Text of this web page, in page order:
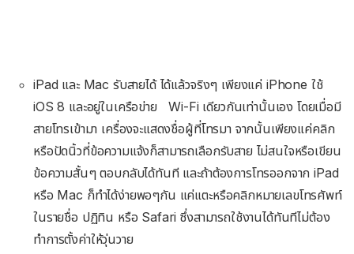
iPad และ Mac รับสายได้ ได้แล้วจริงๆ เพียงแค่ iPhone ใช้
iOS 8 และอยู่ในเครือข่าย Wi-Fi เดียวกันเท่านั้นเอง โดยเมื่อมี
สายโทรเข้ามา เครื่องจะแสดงชื่อผู้ที่โทรมา จากนั้นเพียงแค่คลิก
หรือปัดนิ้วที่ข้อความแจ้งก็สามารถเลือกรับสาย ไม่สนใจหรือเขียน
ข้อความสั้นๆ ตอบกลับได้ทันที และถ้าต้องการโทรออกจาก iPad
หรือ Mac ก็ทำได้ง่ายพอๆกัน แค่แตะหรือคลิกหมายเลขโทรศัพท์
ในรายชื่อ ปฏิทิน หรือ Safari ซึ่งสามารถใช้งานได้ทันทีไม่ต้อง
ทำการตั้งค่าให้วุ่นวาย